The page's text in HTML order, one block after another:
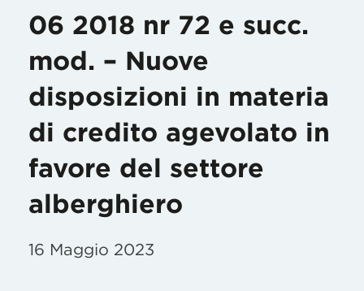
06 2018 nr 72 e succ.
mod. – Nuove
disposizioni in materia
di credito agevolato in
favore del settore
alberghiero
16 Maggio 2023